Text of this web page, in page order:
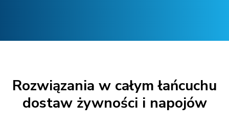
Rozwiązania w całym łańcuchu
dostaw żywności i napojów